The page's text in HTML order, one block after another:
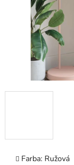
Farba: Ružová